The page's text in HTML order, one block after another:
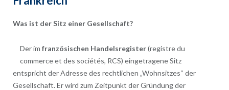
Was ist der Sitz einer Gesellschaft?
Der im französischen Handelsregister(registre du
commerce et des sociétés, RCS) eingetragene Sitz
entspricht der Adresse des rechtlichen „Wohnsitzes“ der
Gesellschaft. Er wird zum Zeitpunkt der Gründung der